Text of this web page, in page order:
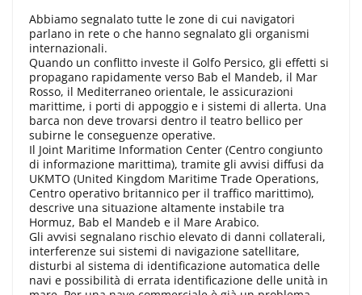
Abbiamo segnalato tutte le zone di cui navigatori
parlano in rete o che hanno segnalato gli organismi
internazionali.
Quando un conflitto investe il Golfo Persico, gli effetti si
propagano rapidamente verso Bab el Mandeb, il Mar
Rosso, il Mediterraneo orientale, le assicurazioni
marittime, i porti di appoggio e i sistemi di allerta. Una
barca non deve trovarsi dentro il teatro bellico per
subirne le conseguenze operative.
Il Joint Maritime Information Center (Centro congiunto
di informazione marittima), tramite gli avvisi diffusi da
UKMTO (United Kingdom Maritime Trade Operations,
Centro operativo britannico per il traffico marittimo),
descrive una situazione altamente instabile tra
Hormuz, Bab el Mandeb e il Mare Arabico.
Gli avvisi segnalano rischio elevato di danni collaterali,
interferenze sui sistemi di navigazione satellitare,
disturbi al sistema di identificazione automatica delle
navi e possibilità di errata identificazione delle unità in